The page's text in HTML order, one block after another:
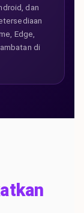
dan
Edge,
di